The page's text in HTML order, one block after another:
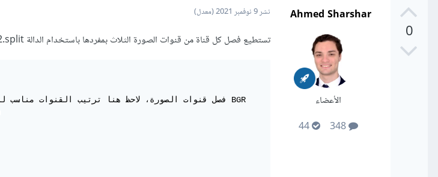
0
Ahmed Sharshar
الأعضاء
348
44
نشر9 نوفمبر 2021 (معدل)
تستطيع فصل كل قناة من قنوات الصورة الثلاث بمفردها باستخدام الدالة cv2.split كالتالي: